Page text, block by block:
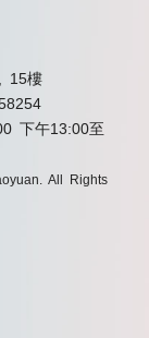
15樓
下午13:00至
All Rights